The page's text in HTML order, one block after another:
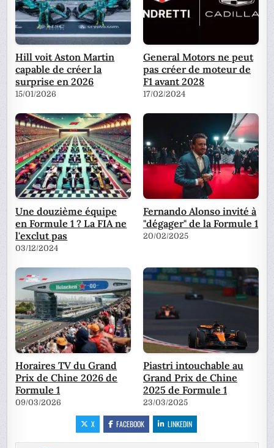
Hill voit Aston Martin
capable de créer la
surprise en 2026
15/01/2026
General Motors ne peut
pas créer de moteur de
F1 avant 2028
17/02/2024
Une douzième équipe
en Formule 1 ? La FIA ne
l'exclut pas
03/12/2024
Fernando Alonso invité à
"dégager" de la Formule 1
20/02/2025
Horaires TV du Grand
Prix de Chine 2026 de
Formule 1
09/03/2026
Piastri intouchable au
Grand Prix de Chine
2025 de Formule 1
23/03/2025
X FACEBOOK LINKEDIN